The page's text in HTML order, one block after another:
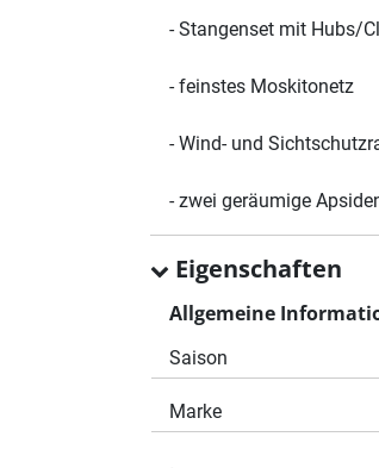
- Stangenset mit Hubs/
- feinstes Moskitonetz
- Wind- und
- zwei geräumige
Eigenschaften
Allgemeine
Saison
Marke